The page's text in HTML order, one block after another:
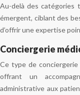
Au-delà des catégories
émergent, ciblant des
d’offrir une expertise
Conciergerie
Ce type de
offrant un
administrative aux